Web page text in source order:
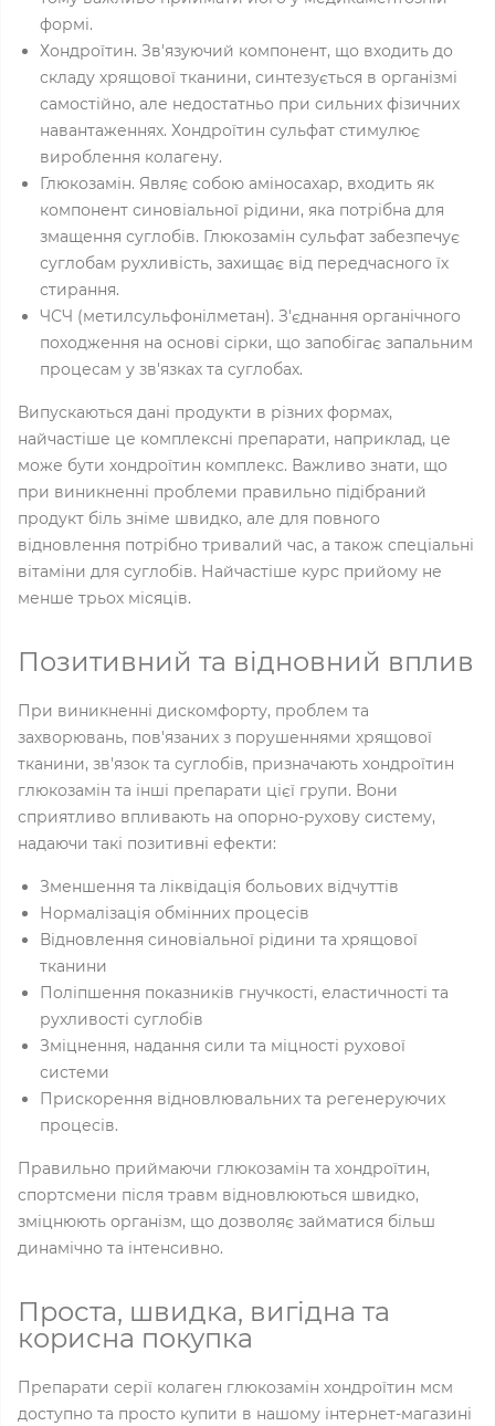
формі.
Хондроїтин. Зв'язуючий компонент, що входить до
складу хрящової тканини, синтезується в організмі
самостійно, але недостатньо при сильних фізичних
навантаженнях. Хондроїтин сульфат стимулює
вироблення колагену.
Глюкозамін. Являє собою аміносахар, входить як
компонент синовіальної рідини, яка потрібна для
змащення суглобів. Глюкозамін сульфат забезпечує
суглобам рухливість, захищає від передчасного їх
стирання.
ЧСЧ (метилсульфонілметан). З'єднання органічного
походження на основі сірки, що запобігає запальним
процесам у зв'язках та суглобах.
Випускаються дані продукти в різних формах,
найчастіше це комплексні препарати, наприклад, це
може бути хондроїтин комплекс. Важливо знати, що
при виникненні проблеми правильно підібраний
продукт біль зніме швидко, але для повного
відновлення потрібно тривалий час, а також спеціальні
вітаміни для суглобів. Найчастіше курс прийому не
менше трьох місяців.
Позитивний та відновний вплив
При виникненні дискомфорту, проблем та
захворювань, пов'язаних з порушеннями хрящової
тканини, зв'язок та суглобів, призначають хондроїтин
глюкозамін та інші препарати цієї групи. Вони
сприятливо впливають на опорно-рухову систему,
надаючи такі позитивні ефекти:
Зменшення та ліквідація больових відчуттів
Нормалізація обмінних процесів
Відновлення синовіальної рідини та хрящової
тканини
Поліпшення показників гнучкості, еластичності та
рухливості суглобів
Зміцнення, надання сили та міцності рухової
системи
Прискорення відновлювальних та регенеруючих
процесів.
Правильно приймаючи глюкозамін та хондроїтин,
спортсмени після травм відновлюються швидко,
зміцнюють організм, що дозволяє займатися більш
динамічно та інтенсивно.
Проста, швидка, вигідна та
корисна покупка
Препарати серії колаген глюкозамін хондроїтин мсм
доступно та просто купити в нашому інтернет-магазині